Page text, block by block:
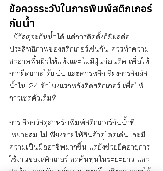
ข้อควรระวังในการพิมพ์สติกเกอร์
กันน้ำ
แม้วัสดุจะกันน้ำได้ แต่การติดตั้งก็มีผลต่อ
ประสิทธิภาพของสติกเกอร์เช่นกัน ควรทำความ
สะอาดพื้นผิวให้แห้งและไม่มีฝุ่นก่อนติด เพื่อให้
กาวยึดเกาะได้แน่น และควรหลีกเลี่ยงการสัมผัส
น้ำใน 24 ชั่วโมงแรกหลังติดสติกเกอร์ เพื่อให้
กาวเซตตัวเต็มที่
การเลือกวัสดุสำหรับพิมพ์สติกเกอร์กันน้ำที่
เหมาะสม ไม่เพียงช่วยให้สินค้าดูโดดเด่นและมี
ความเป็นมืออาชีพมากขึ้น แต่ยังช่วยยืดอายุการ
ใช้งานของสติกเกอร์ ลดต้นทุนในระยะยาว และ